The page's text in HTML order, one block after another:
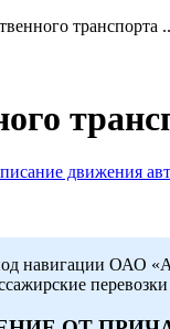
транспорта
движения
навигации ОАО